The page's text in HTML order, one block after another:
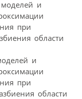
и
при
области